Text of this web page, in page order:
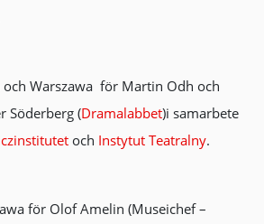
Warszawa för Martin Odh och
Söderberg (Dramalabbet)i samarbete
och Instytut Teatralny.
för Olof Amelin (Museichef –